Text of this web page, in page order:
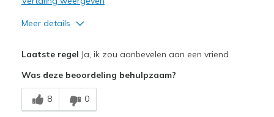
Meer details
Breathe Well
Comfortable
Laatste regel Ja, ik zou aanbevelen aan een vriend
Was deze beoordeling behulpzaam?
8 0